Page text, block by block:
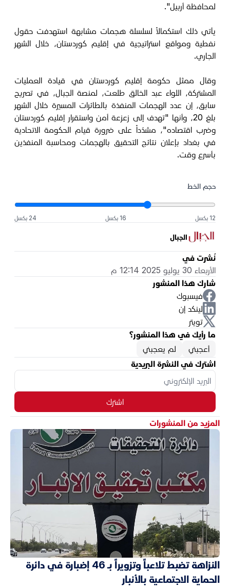
لمحافظة أربيل".
يأتي ذلك استكمالاً لسلسلة هجمات مشابهة استهدفت حقول
نفطية ومواقع استراتيجية في إقليم كوردستان، خلال الشهر
الجاري.
وقال ممثل حكومة إقليم كوردستان في قيادة العمليات
المشتركة، اللواء عبد الخالق طلعت، لمنصة الجبال، في تصريح
سابق، إن عدد الهجمات المنفذة بالطائرات المسيرة خلال الشهر
بلغ 20، وأنها "تهدف إلى زعزعة أمن واستقرار إقليم كوردستان
وضرب اقتصاده"، مشدّداً على ضرورة قيام الحكومة الاتحادية
في بغداد بإعلان نتائج التحقيق بالهجمات ومحاسبة المنفذين
بأسرع وقت.
حجم الخط
12 بكسل 16 بكسل 24 بكسل
الجبال
نُشرت في
الأربعاء 30 يوليو 2025 12:14 م
شارك هذا المنشور
فيسبوك
لينكد إن
تويتر
ما رأيك في هذا المنشور؟
أعجبني
لم يعجبني
اشترك في النشرة البريدية
اشترك
المزيد من المنشورات
النزاهة تضبط تلاعباً وتزويراً بـ 46 إضبارة في دائرة
الحماية الاجتماعية بالأنبار